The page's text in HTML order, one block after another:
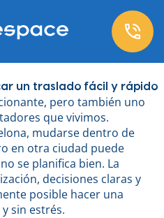
un traslado fácil y rápido
pero también uno
que vivimos.
mudarse dentro de
en otra ciudad puede
se planifica bien. La
decisiones claras y
posible hacer una
sin estrés.